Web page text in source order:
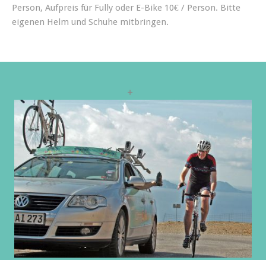
Person, Aufpreis für Fully oder E-Bike 10€ / Person. Bitte
eigenen Helm und Schuhe mitbringen.